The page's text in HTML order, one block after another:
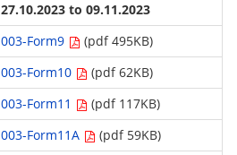
27.10.2023 to 09.11.2023
003-Form9
(pdf 495KB)
003-Form10
(pdf 62KB)
003-Form11
(pdf 117KB)
003-Form11A
(pdf 59KB)